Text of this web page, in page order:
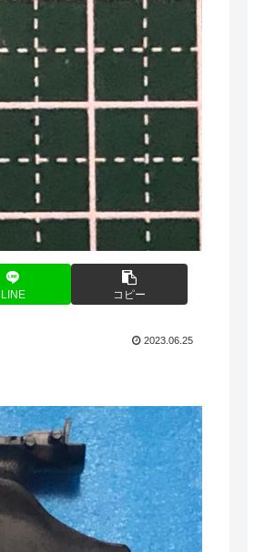
LINE コピー
2023.06.25